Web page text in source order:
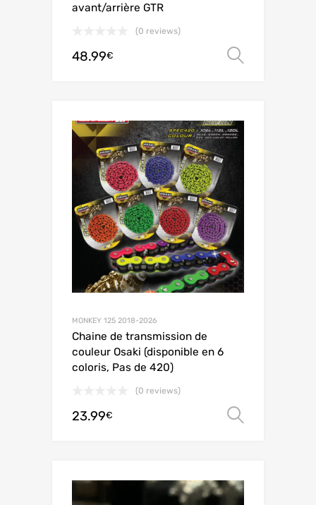
avant/arrière GTR
(0 reviews)
48.99€
MONKEY 125 2018-2026
Chaine de transmission de
couleur Osaki (disponible en 6
coloris, Pas de 420)
(0 reviews)
23.99€